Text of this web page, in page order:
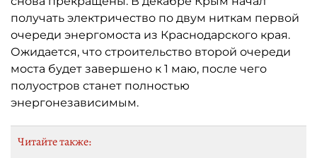
получать электричество по двум ниткам первой
очереди энергомоста из Краснодарского края.
Ожидается, что строительство второй очереди
моста будет завершено к 1 маю, после чего
полуостров станет полностью
энергонезависимым.
Читайте также: